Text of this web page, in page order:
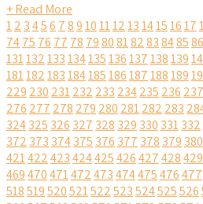
+ Read More
12 3456 7891011121314151617
7475 76 77 78 7980818283848586
131132133134135136137138139
181182183184185186187188189
229 230 231232 233 234235 236 237
276 277 278 279 280 281282 283
324325 326 327 328 329 330 331332
372 373 374375 376 377 378 379 380
421422423424425426427428429
469470471472473474475476477
518519520521522523524525526